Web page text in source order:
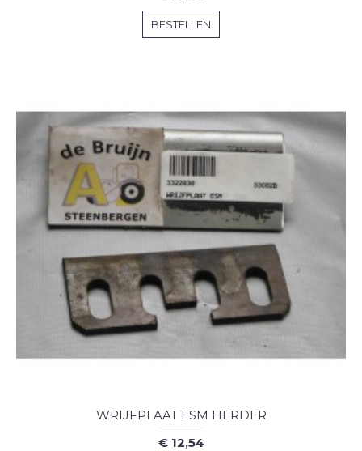
BESTELLEN
WRIJFPLAAT ESM HERDER
€ 12,54